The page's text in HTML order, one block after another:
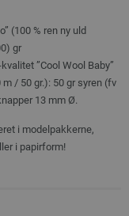
(100 % ren ny uld
gr
”Cool Wool Baby”
/ 50 gr.): 50 gr syren (fv
13 mm Ø.
i modelpakkerne,
i papirform!